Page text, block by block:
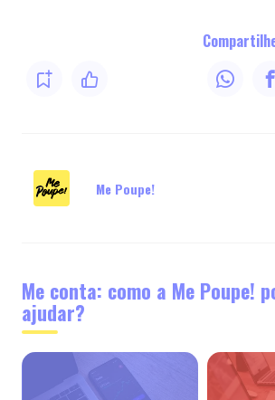
Me Poupe!
Me conta: como a Me Poupe!
ajudar?